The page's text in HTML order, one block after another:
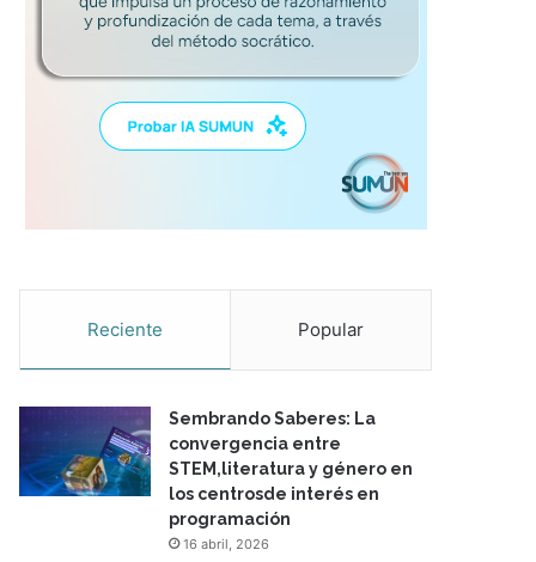
Reciente Popular
Sembrando Saberes: La
convergencia entre
STEM,literatura y género en
los centrosde interés en
programación
16 abril, 2026